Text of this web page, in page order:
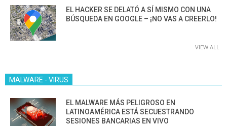
EL HACKER SE DELATÓ A SÍ MISMO CON UNA
BÚSQUEDA EN GOOGLE – ¡NO VAS A CREERLO!
VIEW ALL
MALWARE - VIRUS
EL MALWARE MÁS PELIGROSO EN
LATINOAMÉRICA ESTÁ SECUESTRANDO
SESIONES BANCARIAS EN VIVO